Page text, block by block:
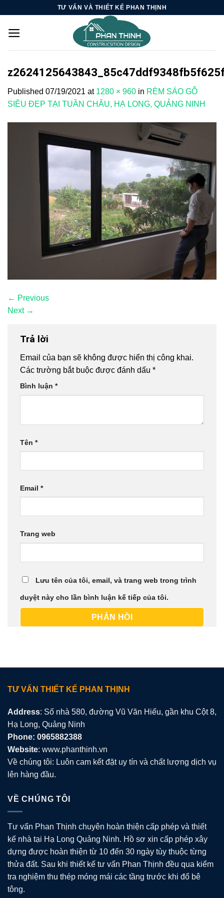
content
TƯ VẤN VÀ THIẾT KẾ PHAN THỊNH
Published 07/19/2021 at 1280 × 960 in RÈM SÁO GỖ
SIÊU ĐẸP TẠI TUẦN CHÂU, HẠ LONG, QUẢNG NINH
← Previous
Next →
Trả lời
Email của bạn sẽ không được hiển thị công khai.
Các trường bắt buộc được đánh dấu *
Bình luận *
Tên *
Email *
Trang web
Lưu tên của tôi, email, và trang web trong trình
duyệt này cho lần bình luận kế tiếp của tôi.
TƯ VẤN THIẾT KẾ PHAN THỊNH
Address: Số nhà 580, đường Vũ Văn Hiếu, gần khu Cột 8,
Hạ Long, Quảng Ninh
Phone: 0965882388
Website: www.phanthinh.vn
Về chúng tôi: Luôn cam kết đặt uy tín và chất lượng dịch vụ
lên hàng đầu.
VỀ CHÚNG TÔI
Tư vấn Phan Thịnh chuyên hoàn thiện cấp phép và thiết
kế nhà tại Hạ Long Quảng Ninh. Hồ sơ xin cấp phép xây
dựng được hoàn thiện từ 10 đến 30 ngày tùy thuộc từng
thửa đất. Sau khi thiết kế tư vấn Phan Thịnh đều qua kiểm
tra nghiệm thu thép móng mái các tầng trước khi đổ bê
tông.